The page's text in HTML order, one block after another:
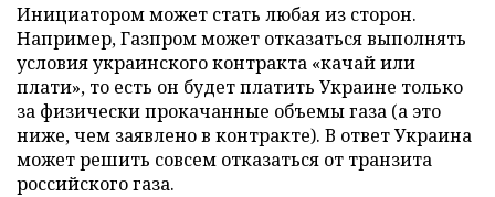
Инициатором может стать любая из сторон.
Например, Газпром может отказаться выполнять
условия украинского контракта «качай или
плати», то есть он будет платить Украине только
за физически прокачанные объемы газа (а это
ниже, чем заявлено в контракте). В ответ Украина
может решить совсем отказаться от транзита
российского газа.